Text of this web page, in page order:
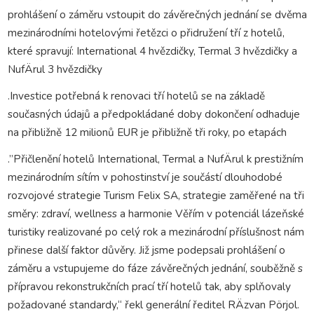
prohlášení o záměru vstoupit do závěrečných jednání se dvěma
mezinárodními hotelovými řetězci o přidružení tří z hotelů,
které spravují: International 4 hvězdičky, Termal 3 hvězdičky a
NufÄrul 3 hvězdičky
.Investice potřebná k renovaci tří hotelů se na základě
současných údajů a předpokládané doby dokončení odhaduje
na přibližně 12 milionů EUR je přibližně tři roky, po etapách
.”Přičlenění hotelů International, Termal a NufÄrul k prestižním
mezinárodním sítím v pohostinství je součástí dlouhodobé
rozvojové strategie Turism Felix SA, strategie zaměřené na tři
směry: zdraví, wellness a harmonie Věřím v potenciál lázeňské
turistiky realizované po celý rok a mezinárodní příslušnost nám
přinese další faktor důvěry. Již jsme podepsali prohlášení o
záměru a vstupujeme do fáze závěrečných jednání, souběžně s
přípravou rekonstrukčních prací tří hotelů tak, aby splňovaly
požadované standardy,“ řekl generální ředitel RÄzvan Pörjol.